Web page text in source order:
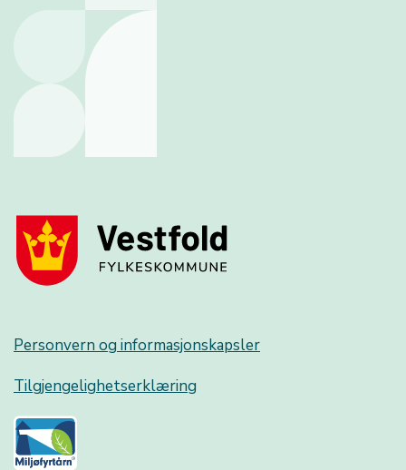
Personvern og informasjonskapsler
Tilgjengelighetserklæring